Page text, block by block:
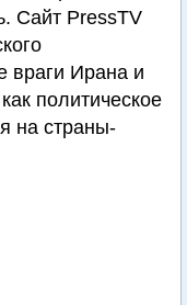
Сайт PressTV
враги Ирана и
политическое
на страны-